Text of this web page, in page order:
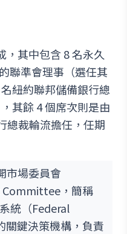
，其中包含 8 名永久
聯準會理事（選任其
紐約聯邦儲備銀行總
其餘 4 個席次則是由
總裁輪流擔任，任期
市場委員會
Committee，簡稱
統（Federal
關鍵決策機構，負責